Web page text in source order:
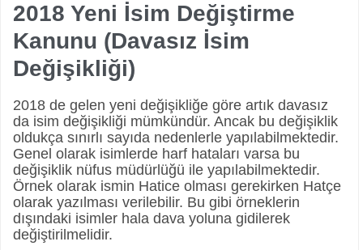
2018 Yeni İsim Değiştirme
Kanunu (Davasız İsim
Değişikliği)
2018 de gelen yeni değişikliğe göre artık davasız
da isim değişikliği mümkündür. Ancak bu değişiklik
oldukça sınırlı sayıda nedenlerle yapılabilmektedir.
Genel olarak isimlerde harf hataları varsa bu
değişiklik nüfus müdürlüğü ile yapılabilmektedir.
Örnek olarak ismin Hatice olması gerekirken Hatçe
olarak yazılması verilebilir. Bu gibi örneklerin
dışındaki isimler hala dava yoluna gidilerek
değiştirilmelidir.